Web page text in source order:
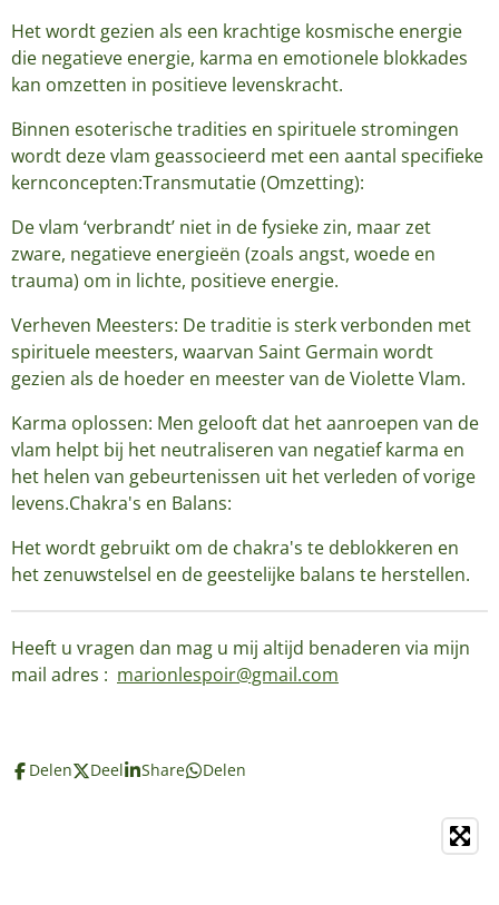
Het wordt gezien als een krachtige kosmische energie
die negatieve energie, karma en emotionele blokkades
kan omzetten in positieve levenskracht.
Binnen esoterische tradities en spirituele stromingen
wordt deze vlam geassocieerd met een aantal specifieke
kernconcepten:Transmutatie (Omzetting):
De vlam ‘verbrandt’ niet in de fysieke zin, maar zet
zware, negatieve energieën (zoals angst, woede en
trauma) om in lichte, positieve energie.
Verheven Meesters: De traditie is sterk verbonden met
spirituele meesters, waarvan Saint Germain wordt
gezien als de hoeder en meester van de Violette Vlam.
Karma oplossen: Men gelooft dat het aanroepen van de
vlam helpt bij het neutraliseren van negatief karma en
het helen van gebeurtenissen uit het verleden of vorige
levens.Chakra's en Balans:
Het wordt gebruikt om de chakra's te deblokkeren en
het zenuwstelsel en de geestelijke balans te herstellen.
Heeft u vragen dan mag u mij altijd benaderen via mijn
mail adres : marionlespoir@gmail.com
Delen Deel Share Delen